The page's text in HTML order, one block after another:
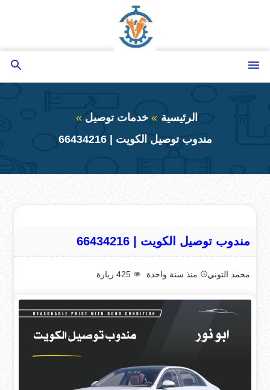
المحتوى
الرئيسية
خدمات توصيل
مندوب توصيل الكويت | 66434216
مندوب توصيل الكويت | 66434216
محمد التوني منذ سنة واحدة 425 زيارة